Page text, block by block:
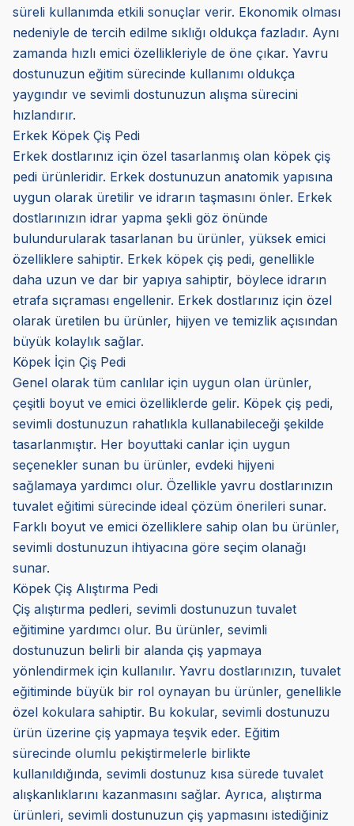
süreli kullanımda etkili sonuçlar verir. Ekonomik olması
nedeniyle de tercih edilme sıklığı oldukça fazladır. Aynı
zamanda hızlı emici özellikleriyle de öne çıkar. Yavru
dostunuzun eğitim sürecinde kullanımı oldukça
yaygındır ve sevimli dostunuzun alışma sürecini
hızlandırır.
Erkek Köpek Çiş Pedi
Erkek dostlarınız için özel tasarlanmış olan köpek çiş
pedi ürünleridir. Erkek dostunuzun anatomik yapısına
uygun olarak üretilir ve idrarın taşmasını önler. Erkek
dostlarınızın idrar yapma şekli göz önünde
bulundurularak tasarlanan bu ürünler, yüksek emici
özelliklere sahiptir. Erkek köpek çiş pedi, genellikle
daha uzun ve dar bir yapıya sahiptir, böylece idrarın
etrafa sıçraması engellenir. Erkek dostlarınız için özel
olarak üretilen bu ürünler, hijyen ve temizlik açısından
büyük kolaylık sağlar.
Köpek İçin Çiş Pedi
Genel olarak tüm canlılar için uygun olan ürünler,
çeşitli boyut ve emici özelliklerde gelir. Köpek çiş pedi,
sevimli dostunuzun rahatlıkla kullanabileceği şekilde
tasarlanmıştır. Her boyuttaki canlar için uygun
seçenekler sunan bu ürünler, evdeki hijyeni
sağlamaya yardımcı olur. Özellikle yavru dostlarınızın
tuvalet eğitimi sürecinde ideal çözüm önerileri sunar.
Farklı boyut ve emici özelliklere sahip olan bu ürünler,
sevimli dostunuzun ihtiyacına göre seçim olanağı
sunar.
Köpek Çiş Alıştırma Pedi
Çiş alıştırma pedleri, sevimli dostunuzun tuvalet
eğitimine yardımcı olur. Bu ürünler, sevimli
dostunuzun belirli bir alanda çiş yapmaya
yönlendirmek için kullanılır. Yavru dostlarınızın, tuvalet
eğitiminde büyük bir rol oynayan bu ürünler, genellikle
özel kokulara sahiptir. Bu kokular, sevimli dostunuzu
ürün üzerine çiş yapmaya teşvik eder. Eğitim
sürecinde olumlu pekiştirmelerle birlikte
kullanıldığında, sevimli dostunuz kısa sürede tuvalet
alışkanlıklarını kazanmasını sağlar. Ayrıca, alıştırma
ürünleri, sevimli dostunuzun çiş yapmasını istediğiniz